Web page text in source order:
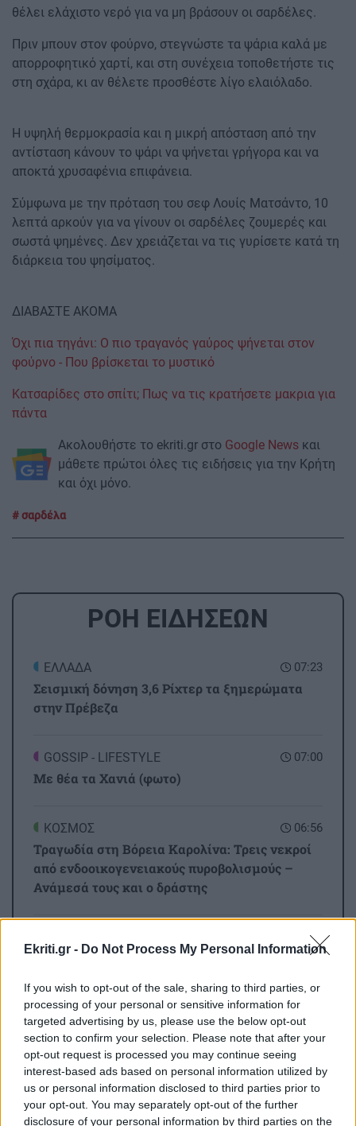
Ekriti.gr - Do Not Process My Personal Information
If you wish to opt-out of the sale, sharing to third parties, or
processing of your personal or sensitive information for
targeted advertising by us, please use the below opt-out
section to confirm your selection. Please note that after your
opt-out request is processed you may continue seeing
interest-based ads based on personal information utilized by
us or personal information disclosed to third parties prior to
your opt-out. You may separately opt-out of the further
disclosure of your personal information by third parties on the
θέλει ελάχιστο νερό για να μη βράσουν οι σαρδέλες.
Πριν μπουν στον φούρνο, στεγνώστε τα ψάρια καλά με
απορροφητικό χαρτί, και στη συνέχεια τοποθετήστε τις
στη σχάρα, κι αν θέλετε προσθέστε λίγο ελαιόλαδο.
Η υψηλή θερμοκρασία και η μικρή απόσταση από την
αντίσταση κάνουν το ψάρι να ψήνεται γρήγορα και να
αποκτά χρυσαφένια επιφάνεια.
Σύμφωνα με την πρόταση του σεφ Λουίς Ματσάντο, 10
λεπτά αρκούν για να γίνουν οι σαρδέλες ζουμερές και
σωστά ψημένες. Δεν χρειάζεται να τις γυρίσετε κατά τη
διάρκεια του ψησίματος.
ΔΙΑΒΑΣΤΕ ΑΚΟΜΑ
Όχι πια τηγάνι: Ο πιο τραγανός γαύρος ψήνεται στον
φούρνο - Που βρίσκεται το μυστικό
Κατσαρίδες στο σπίτι; Πως να τις κρατήσετε μακρια για
πάντα
Ακολουθήστε το ekriti.gr στο Google News και
μάθετε πρώτοι όλες τις ειδήσεις για την Κρήτη
και όχι μόνο.
σαρδέλα
ΡΟΗ ΕΙΔΗΣΕΩΝ
07:23
ΕΛΛΑΔΑ
Σεισμική δόνηση 3,6 Ρίχτερ τα ξημερώματα
στην Πρέβεζα
07:00
GOSSIP - LIFESTYLE
Με θέα τα Χανιά (φωτο)
06:56
ΚΟΣΜΟΣ
Τραγωδία στη Βόρεια Καρολίνα: Τρεις νεκροί
από ενδοοικογενειακούς πυροβολισμούς –
Ανάμεσά τους και ο δράστης
06:46
Μεγάλη φωτιά στο Καρύδι Σητείας: Γιγαντιαία
και εναέριες δυνάμεις
00:00
ΣΧΕΣΕΙΣ ΚΑΙ SEX
Πώς τερματίζονται οι σχέσεις με αξιοπρέπεια
23:34
ΑΘΛΗΤΙΚΑ
Όλες οι ειδήσεις
ΠΕΡΙΣΣΟΤΕΡΑ